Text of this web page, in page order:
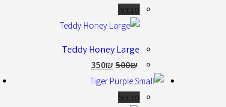
מבצע!
Teddy Honey Large
500₪
350₪
מבצע!